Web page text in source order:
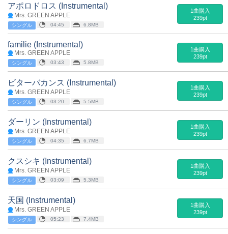
アポロドロス (Instrumental)
Mrs. GREEN APPLE
シングル 04:45 6.8MB
1曲購入
239pt
familie (Instrumental)
Mrs. GREEN APPLE
シングル 03:43 5.8MB
1曲購入
239pt
ビターバカンス (Instrumental)
Mrs. GREEN APPLE
シングル 03:20 5.5MB
1曲購入
239pt
ダーリン (Instrumental)
Mrs. GREEN APPLE
シングル 04:35 6.7MB
1曲購入
239pt
クスシキ (Instrumental)
Mrs. GREEN APPLE
シングル 03:09 5.3MB
1曲購入
239pt
天国 (Instrumental)
Mrs. GREEN APPLE
シングル 05:23 7.4MB
1曲購入
239pt